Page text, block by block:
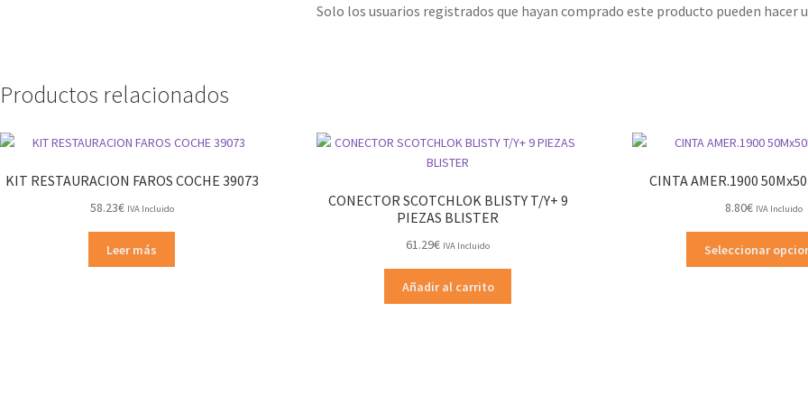
Solo los usuarios registrados que hayan comprado este producto pueden hacer
Productos relacionados
KIT RESTAURACION FAROS COCHE 39073
58.23€ IVA Incluido
Leer más
CONECTOR SCOTCHLOK BLISTY T/Y+ 9
PIEZAS BLISTER
61.29€ IVA Incluido
Añadir al carrito
CINTA AMER.1900
8.80€ IVA Incluido
Seleccionar